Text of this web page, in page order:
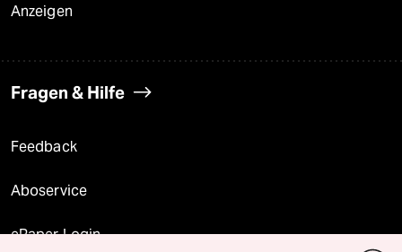
Anzeigen
Fragen & Hilfe
Feedback
Aboservice
ePaper Login